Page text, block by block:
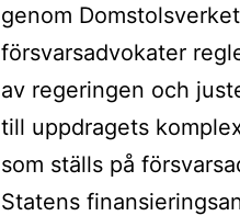
genom
försvarsadvokater
av regeringen och
till uppdragets
som ställs på
Statens